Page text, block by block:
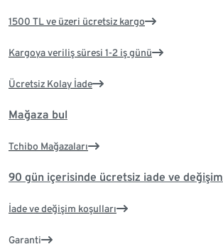
1500 TL ve üzeri ücretsiz kargo
Kargoya veriliş süresi 1-2 iş günü
Ücretsiz Kolay İade
Mağaza bul
Tchibo Mağazaları
90 gün içerisinde ücretsiz iade ve değişim
İade ve değişim koşulları
Garanti